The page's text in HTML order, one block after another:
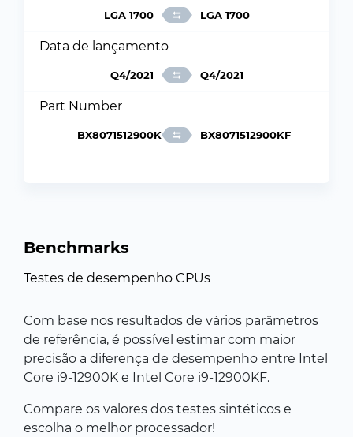
LGA 1700 LGA 1700
Data de lançamento
Q4/2021 Q4/2021
Part Number
BX8071512900K BX8071512900KF
Benchmarks
Testes de desempenho CPUs
Com base nos resultados de vários parâmetros
de referência, é possível estimar com maior
precisão a diferença de desempenho entre Intel
Core i9-12900K e Intel Core i9-12900KF.
Compare os valores dos testes sintéticos e
escolha o melhor processador!